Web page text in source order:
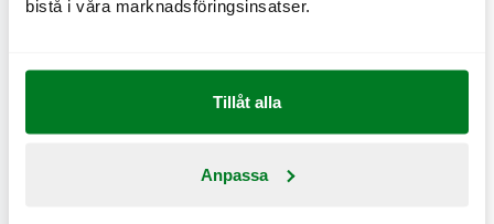
bistå i våra marknadsföringsinsatser.
Tillåt alla
Anpassa
2017